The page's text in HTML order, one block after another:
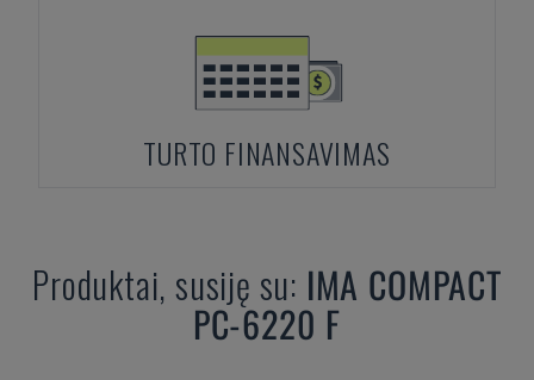
TURTO FINANSAVIMAS
Produktai, susiję su: IMA COMPACT
PC-6220 F